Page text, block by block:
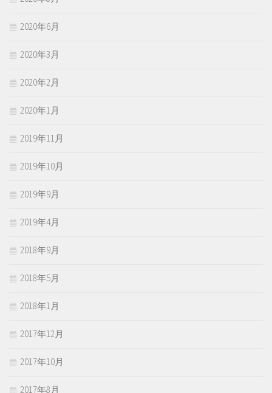
2020年6月
2020年3月
2020年2月
2020年1月
2019年11月
2019年10月
2019年9月
2019年4月
2018年9月
2018年5月
2018年1月
2017年12月
2017年10月
2017年8月